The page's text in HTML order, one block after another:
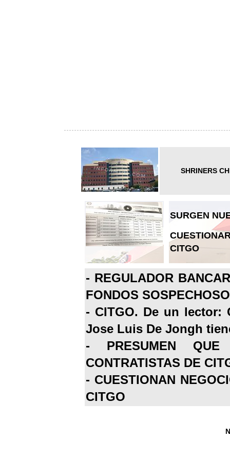
SHRINERS
SURGEN
CITGO
- REGULADOR
FONDOS
- CITGO. De un lector:
Jose Luis De Jongh
- PRESUMEN
CONTRATISTAS DE
- CUESTIONAN
CITGO